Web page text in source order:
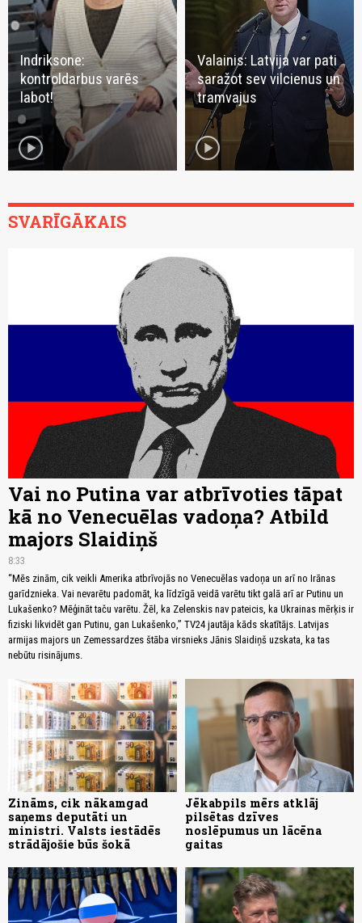
Indriksone:
kontroldarbus varēs
labot!
play_circle
Valainis: Latvija var pati
saražot sev vilcienus un
tramvajus
play_circle
SVARĪGĀKAIS
Vai no Putina var atbrīvoties tāpat
kā no Venecuēlas vadoņa? Atbild
majors Slaidiņš
8:33
“Mēs zinām, cik veikli Amerika atbrīvojās no Venecuēlas vadoņa un arī no Irānas
garīdznieka. Vai nevarētu padomāt, ka līdzīgā veidā varētu tikt galā arī ar Putinu un
Lukašenko? Mēģināt taču varētu. Žēl, ka Zelenskis nav pateicis, ka Ukrainas mērķis ir
fiziski likvidēt gan Putinu, gan Lukašenko,” TV24 jautāja kāds skatītājs. Latvijas
armijas majors un Zemessardzes štāba virsnieks Jānis Slaidiņš uzskata, ka tas
nebūtu risinājums.
Zināms, cik nākamgad
saņems deputāti un
ministri. Valsts iestādēs
strādājošie būs šokā
Jēkabpils mērs atklāj
pilsētas dzīves
noslēpumus un lācēna
gaitas